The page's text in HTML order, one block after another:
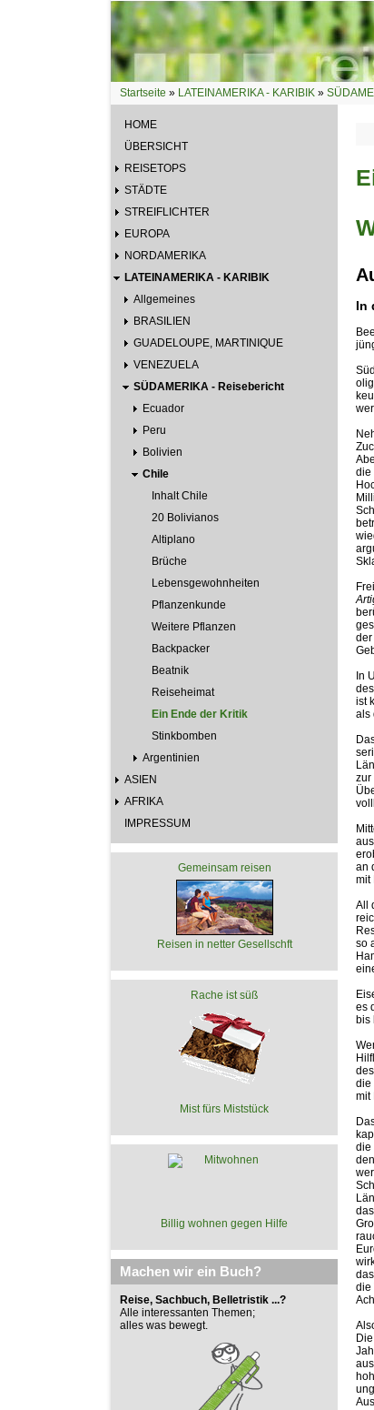
Sie sind hier
Startseite » LATEINAMERIKA - KARIBIK »
HOME
ÜBERSICHT
REISETOPS
STÄDTE
STREIFLICHTER
EUROPA
NORDAMERIKA
LATEINAMERIKA - KARIBIK
Allgemeines
BRASILIEN
GUADELOUPE, MARTINIQUE
VENEZUELA
SÜDAMERIKA - Reisebericht
Ecuador
Peru
Bolivien
Chile
Inhalt Chile
20 Bolivianos
Altiplano
Brüche
Lebensgewohnheiten
Pflanzenkunde
Weitere Pflanzen
Backpacker
Beatnik
Reiseheimat
Ein Ende der Kritik
Stinkbomben
Argentinien
ASIEN
AFRIKA
IMPRESSUM
Gemeinsam reisen
Reisen in netter Gesellschft
Rache ist süß
Mist fürs Miststück
Billig wohnen gegen Hilfe
Machen wir ein Buch?
Reise, Sachbuch, Belletristik ...?
Alle interessanten Themen;
alles was bewegt.
In
die
der
In
ist
als
zur
an
mit
All
so
es
bis
die
mit
die
die